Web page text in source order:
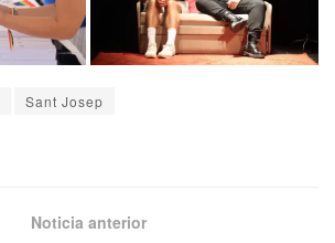
Sant Josep
Noticia anterior